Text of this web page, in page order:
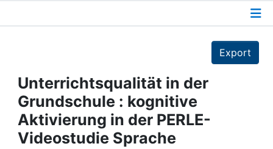
Projects
People
Institutions
Export
Unterrichtsqualität in der
Grundschule : kognitive
Aktivierung in der PERLE-
Videostudie Sprache